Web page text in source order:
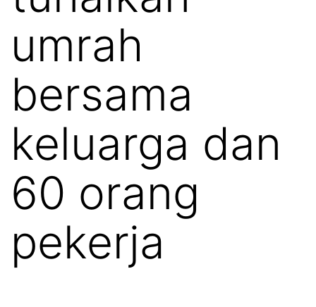
umrah
bersama
keluarga dan
60 orang
pekerja